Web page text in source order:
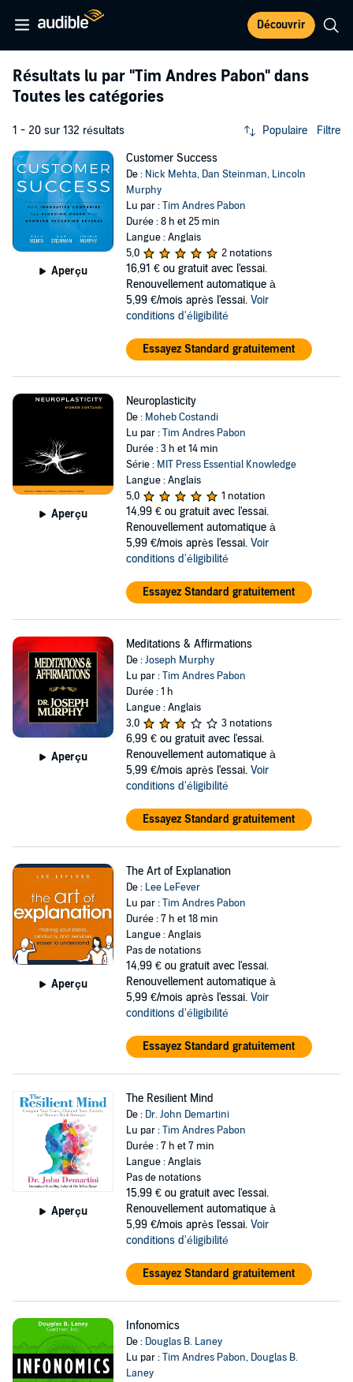
Découvrir
Résultats lu par "Tim Andres Pabon" dans
Toutes les catégories
1 - 20 sur 132 résultats Populaire Filtre
Aperçu
Customer Success
De : Nick Mehta, Dan Steinman, Lincoln
Murphy
Lu par :Tim Andres Pabon
Durée : 8 h et 25 min
Langue : Anglais
5,0
2 notations
16,91 € ou gratuit avec l'essai.
Renouvellement automatique à
5,99 €/mois après l'essai. Voir
conditions d'éligibilité
Essayez Standard gratuitement
Aperçu
Neuroplasticity
De : Moheb Costandi
Lu par :Tim Andres Pabon
Durée : 3 h et 14 min
Série : MIT Press Essential Knowledge
Langue : Anglais
5,0
1 notation
14,99 € ou gratuit avec l'essai.
Renouvellement automatique à
5,99 €/mois après l'essai. Voir
conditions d'éligibilité
Essayez Standard gratuitement
Aperçu
Meditations & Affirmations
De :Joseph Murphy
Lu par :Tim Andres Pabon
Durée : 1 h
Langue : Anglais
3,0
3 notations
6,99 € ou gratuit avec l'essai.
Renouvellement automatique à
5,99 €/mois après l'essai. Voir
conditions d'éligibilité
Essayez Standard gratuitement
Aperçu
The Art of Explanation
De : Lee LeFever
Lu par :Tim Andres Pabon
Durée : 7 h et 18 min
Langue : Anglais
Pas de notations
14,99 € ou gratuit avec l'essai.
Renouvellement automatique à
5,99 €/mois après l'essai. Voir
conditions d'éligibilité
Essayez Standard gratuitement
Aperçu
The Resilient Mind
De : Dr. John Demartini
Lu par :Tim Andres Pabon
Durée : 7 h et 7 min
Langue : Anglais
Pas de notations
15,99 € ou gratuit avec l'essai.
Renouvellement automatique à
5,99 €/mois après l'essai. Voir
conditions d'éligibilité
Essayez Standard gratuitement
Infonomics
De : Douglas B. Laney
Lu par :Tim Andres Pabon, Douglas B.
Laney